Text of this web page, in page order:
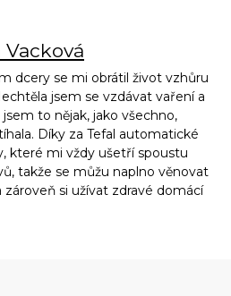
Vacková
dcery se mi obrátil život vzhůru
jsem se vzdávat vaření a
to nějak, jako všechno,
Díky za Tefal automatické
které mi vždy ušetří spoustu
takže se můžu naplno věnovat
zároveň si užívat zdravé domácí